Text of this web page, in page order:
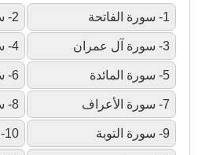
1- سورة الفاتحة 2- سورة البقرة
3- سورة آل عمران 4- سورة النساء
5- سورة المائدة 6- سورة الأنعام
7- سورة الأعراف 8- سورة الأنفال
9- سورة التوبة 10- سورة يونس